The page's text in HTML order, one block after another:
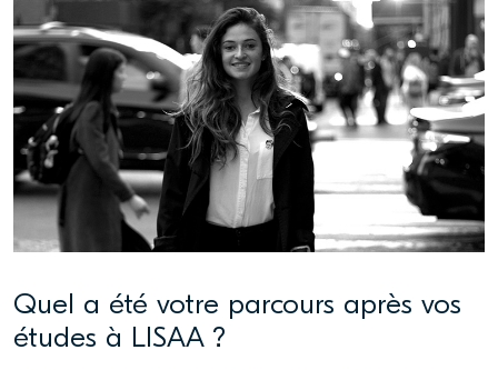
Quel a été votre parcours après vos
études à LISAA ?